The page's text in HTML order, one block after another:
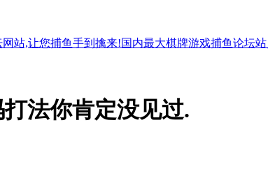
站,让您捕鱼手到擒来!国内最大棋牌游戏捕鱼论坛站
法你肯定没见过.